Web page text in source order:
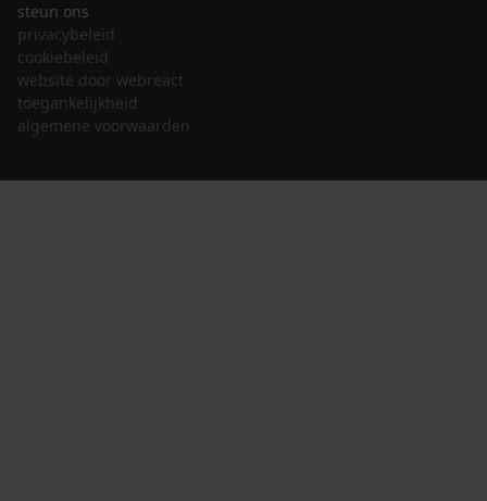
steun ons
privacybeleid
cookiebeleid
website door webreact
toegankelijkheid
algemene voorwaarden